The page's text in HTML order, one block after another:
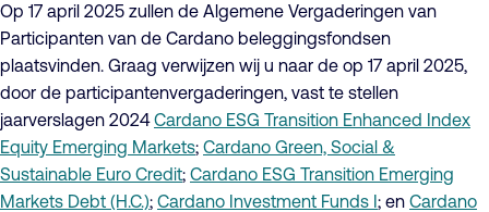
Op 17 april 2025 zullen de Algemene Vergaderingen van
Participanten van de Cardano beleggingsfondsen
plaatsvinden. Graag verwijzen wij u naar de op 17 april 2025,
door de participantenvergaderingen, vast te stellen
jaarverslagen 2024Cardano ESG Transition Enhanced Index
Equity Emerging Markets; Cardano Green, Social &
Sustainable Euro Credit; Cardano ESG Transition Emerging
Markets Debt (H.C.); Cardano Investment Funds I; en Cardano